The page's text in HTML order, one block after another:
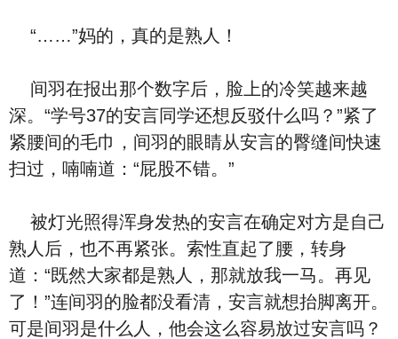
“……”妈的，真的是熟人！
间羽在报出那个数字后，脸上的冷笑越来越
深。“学号37的安言同学还想反驳什么吗？”紧了
紧腰间的毛巾，间羽的眼睛从安言的臀缝间快速
扫过，喃喃道：“屁股不错。”
被灯光照得浑身发热的安言在确定对方是自己
熟人后，也不再紧张。索性直起了腰，转身
道：“既然大家都是熟人，那就放我一马。再见
了！”连间羽的脸都没看清，安言就想抬脚离开。
可是间羽是什么人，他会这么容易放过安言吗？